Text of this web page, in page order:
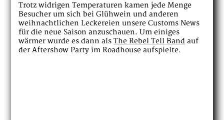
Trotz widrigen Temperaturen kamen jede Menge
Besucher um sich bei Glühwein und anderen
weihnachtlichen Leckereien unsere Customs News
für die neue Saison anzuschauen. Um einiges
wärmer wurde es dann alsThe Rebel Tell Band auf
der Aftershow Party im Roadhouse aufspielte.